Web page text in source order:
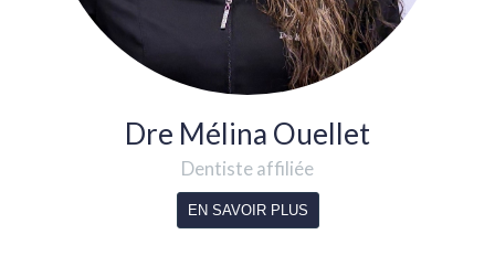
Dre Mélina Ouellet
Dentiste affiliée
EN SAVOIR PLUS